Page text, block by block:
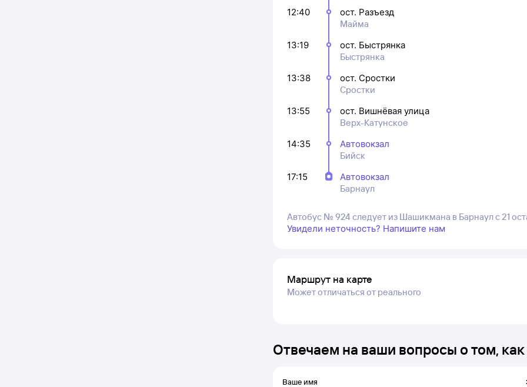
12:40
ост. Разъезд
Майма
13:19
ост. Быстрянка
Быстрянка
13:38
ост. Сростки
Сростки
13:55
ост. Вишнёвая улица
Верх-Катунское
14:35
Автовокзал
Бийск
17:15
Автовокзал
Барнаул
Автобус № 924 следует из Шашикмана в Барнаул с 21
Увидели неточность? Напишите нам
Маршрут на карте
Может отличаться от реального
Отвечаем на ваши вопросы о том, как
Ваше имя